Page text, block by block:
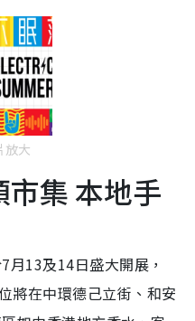
放大
集 本地手
月13及14日盛大開展，
將在中環德己立街、和安